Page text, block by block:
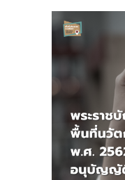
---- พ.ร.ฎ. ข
ศึกษา พ.ศ.
---- รายงา
การศึกษา พ
---- รับฟังคว
---- รายงาน
หมายฯ
-- รายงานค